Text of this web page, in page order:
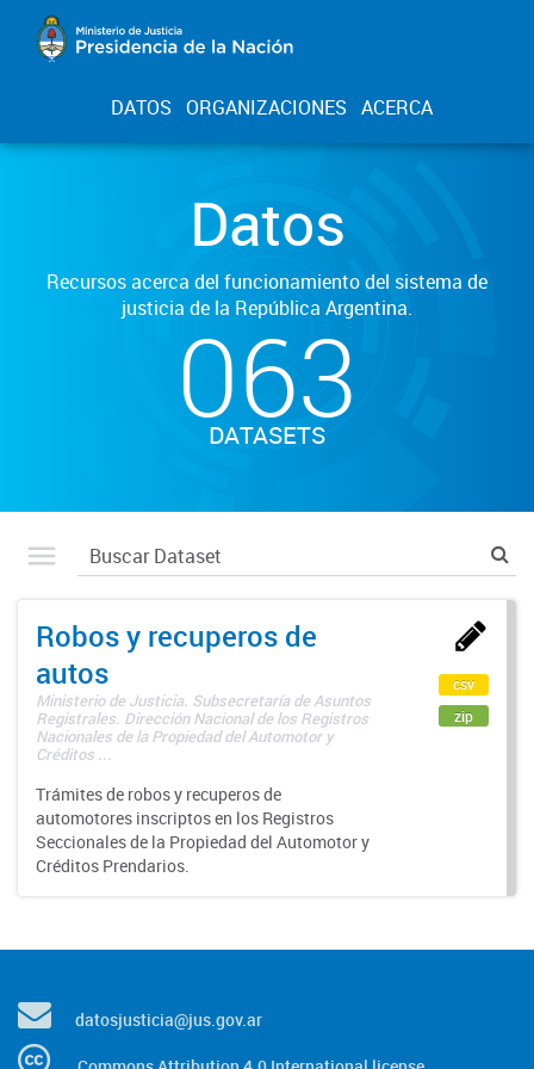
DATOS ORGANIZACIONES ACERCA
Datos
Recursos acerca del funcionamiento del sistema de
justicia de la República Argentina.
063
DATASETS
Robos y recuperos de
autos
Ministerio de Justicia. Subsecretaría de Asuntos
Registrales. Dirección Nacional de los Registros
Nacionales de la Propiedad del Automotor y
Créditos ...
Trámites de robos y recuperos de
automotores inscriptos en los Registros
Seccionales de la Propiedad del Automotor y
Créditos Prendarios.
csv
zip
datosjusticia@jus.gov.ar